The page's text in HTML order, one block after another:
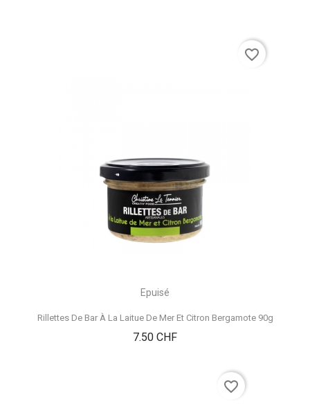
Epuisé
Rillettes De Bar À La Laitue De Mer Et Citron Bergamote 90g
7.50 CHFPrix
favorite_border
favorite_border